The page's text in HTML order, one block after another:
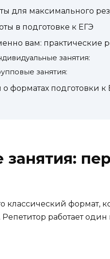
для максимального
в подготовке к ЕГЭ
вам: практические
занятия:
занятия:
форматах подготовки к
классический формат,
работает